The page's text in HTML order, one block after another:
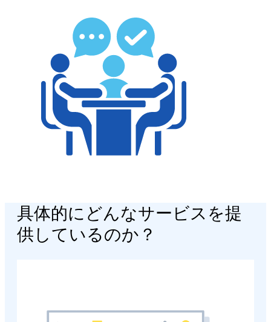
具体的にどんなサービスを提
供しているのか？